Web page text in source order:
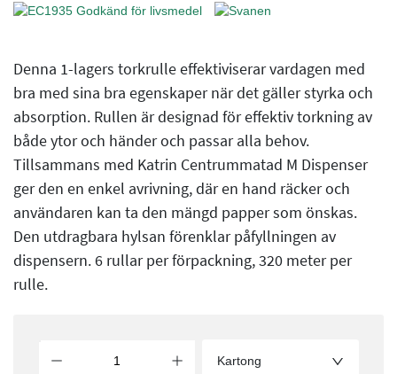
Denna 1-lagers torkrulle effektiviserar vardagen med
bra med sina bra egenskaper när det gäller styrka och
absorption. Rullen är designad för effektiv torkning av
både ytor och händer och passar alla behov.
Tillsammans med Katrin Centrummatad M Dispenser
ger den en enkel avrivning, där en hand räcker och
användaren kan ta den mängd papper som önskas.
Den utdragbara hylsan förenklar påfyllningen av
dispensern. 6 rullar per förpackning, 320 meter per
rulle.
Kartong